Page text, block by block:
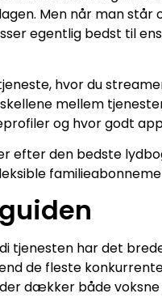
Men når man
egentlig bedst til
hvor du
mellem
og hvor godt
efter den bedste
tjenesten har det
de fleste
dækker både voksne